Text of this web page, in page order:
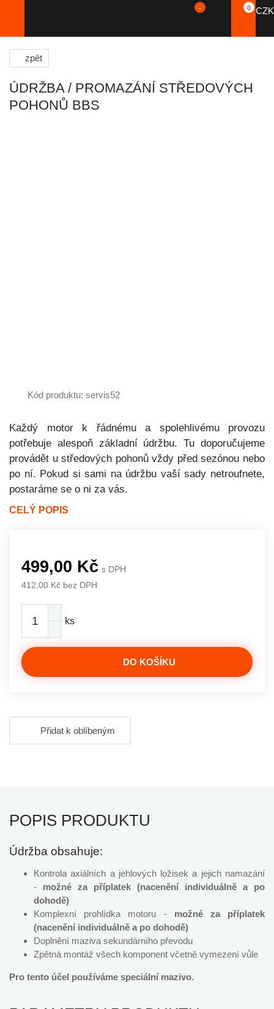
- 0 CZK
zpět
ÚDRŽBA / PROMAZÁNÍ STŘEDOVÝCH
POHONŮ BBS
Kód produktu: servis52
Každý motor k řádnému a spolehlivému provozu
potřebuje alespoň základní údržbu. Tu doporučujeme
provádět u středových pohonů vždy před sezónou nebo
po ní. Pokud si sami na údržbu vaší sady netroufnete,
postaráme se o ni za vás.
CELÝ POPIS
499,00 Kč s DPH
412,00 Kč bez DPH
ks
DO KOŠÍKU
Přidat k oblíbeným
POPIS PRODUKTU
Údržba obsahuje:
Kontrola axiálních a jehlových ložisek a jejich namazání
- možné za příplatek (nacenění individuálně a po
dohodě)
Komplexní prohlídka motoru - možné za příplatek
(nacenění individuálně a po dohodě)
Doplnění maziva sekundárního převodu
Zpětná montáž všech komponent včetně vymezení vůle
Pro tento účel používáme speciální mazivo.